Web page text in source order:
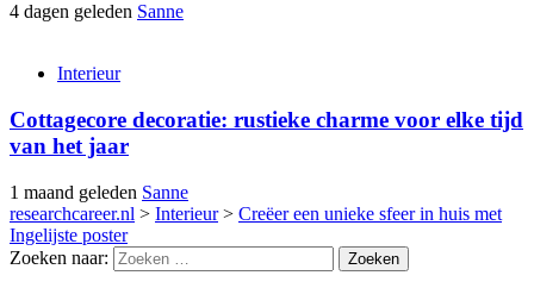
4 dagen geleden Sanne
Interieur
Cottagecore decoratie: rustieke charme voor elke tijd
van het jaar
1 maand geleden Sanne
researchcareer.nl > Interieur> Creëer een unieke sfeer in huis met
Ingelijste poster
Zoeken naar: